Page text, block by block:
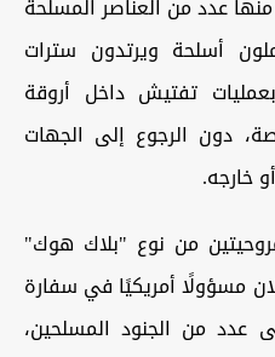
عدد من العناصر المسلحة
أسلحة ويرتدون سترات
تفتيش داخل أروقة
دون الرجوع إلى الجهات
خارجه.
من نوع "بلاك هوك"
مسؤولًا أمريكيًا في سفارة
عدد من الجنود المسلحين،